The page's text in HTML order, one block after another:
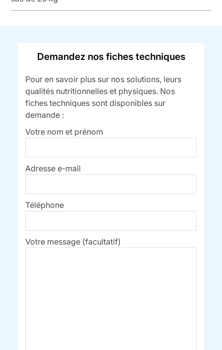
Demandez nos fiches techniques
Pour en savoir plus sur nos solutions, leurs
qualités nutritionnelles et physiques. Nos
fiches techniques sont disponibles sur
demande :
Votre nom et prénom
Adresse e-mail
Téléphone
Votre message (facultatif)